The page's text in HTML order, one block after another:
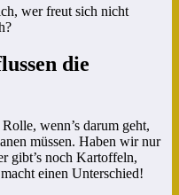
wer freut sich nicht
die
wenn’s darum geht,
müssen. Haben wir nur
gibt’s noch Kartoffeln,
einen Unterschied!